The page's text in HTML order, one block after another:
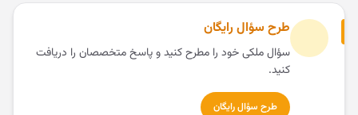
طرح سؤال رایگان
سؤال ملکی خود را مطرح کنید و پاسخ متخصصان را دریافت
کنید.
طرح سؤال رایگان